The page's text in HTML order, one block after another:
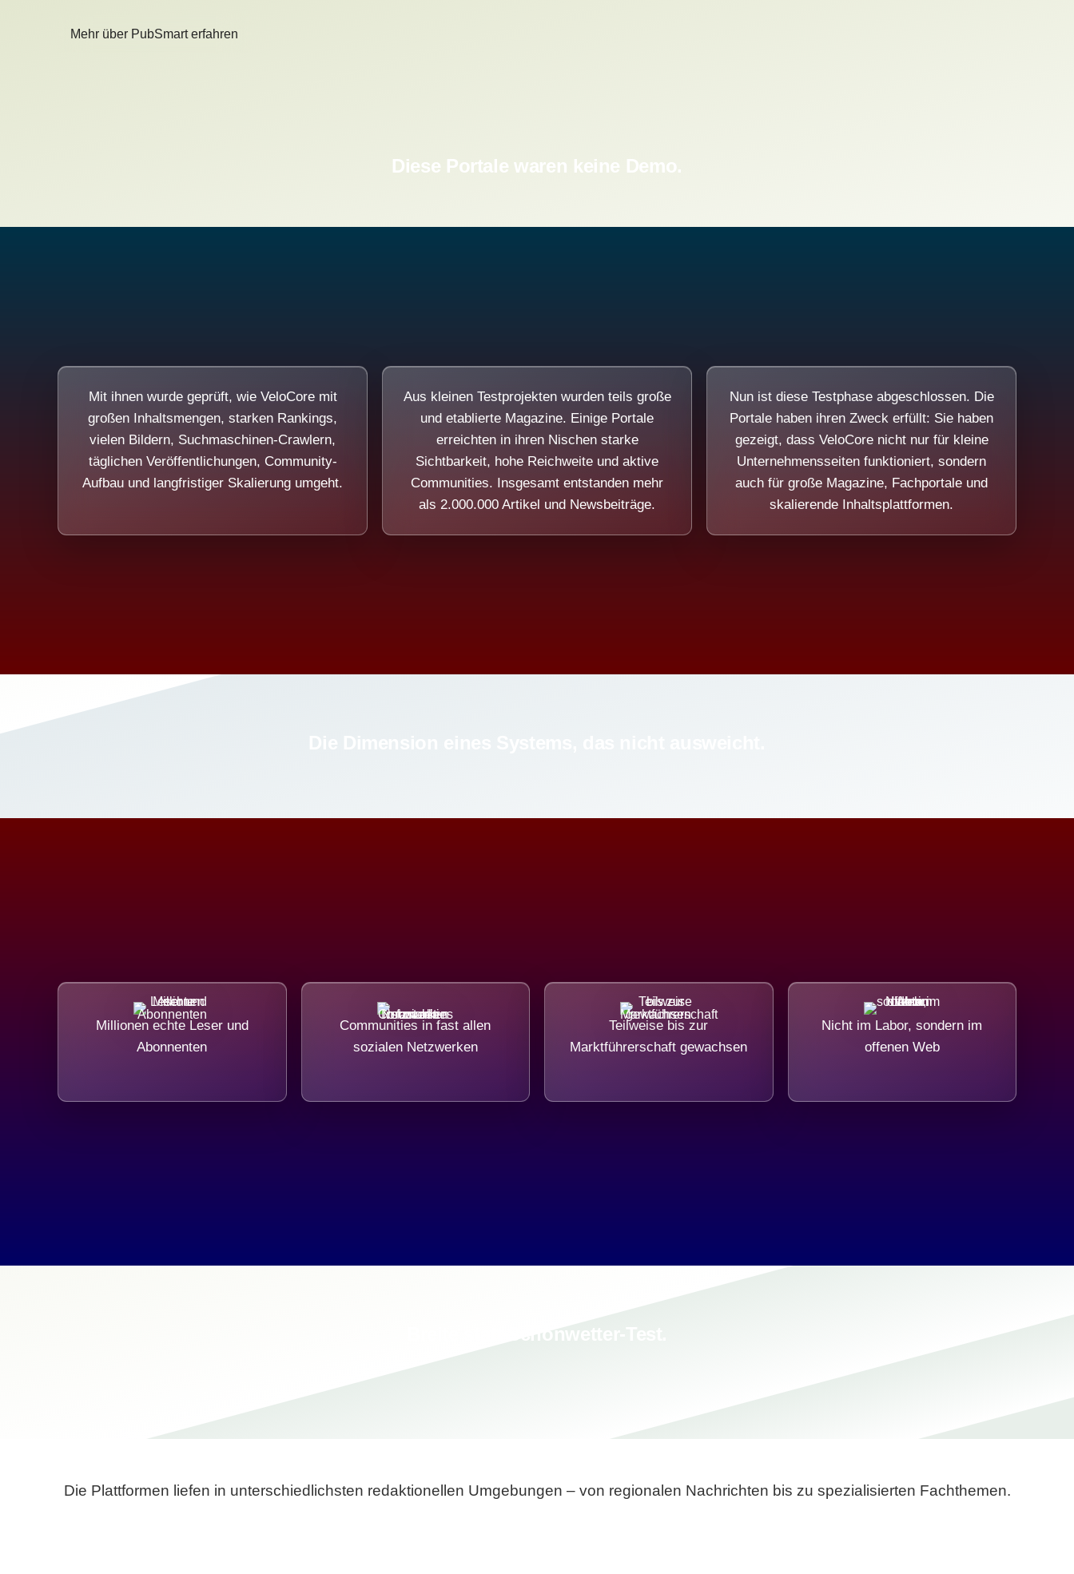
Mehr über PubSmart erfahren
Diese Portale waren keine Demo.
Mit ihnen wurde geprüft, wie VeloCore mit
großen Inhaltsmengen, starken Rankings,
vielen Bildern, Suchmaschinen-Crawlern,
täglichen Veröffentlichungen, Community-
Aufbau und langfristiger Skalierung umgeht.
Aus kleinen Testprojekten wurden teils große
und etablierte Magazine. Einige Portale
erreichten in ihren Nischen starke
Sichtbarkeit, hohe Reichweite und aktive
Communities. Insgesamt entstanden mehr
als 2.000.000 Artikel und Newsbeiträge.
Nun ist diese Testphase abgeschlossen. Die
Portale haben ihren Zweck erfüllt: Sie haben
gezeigt, dass VeloCore nicht nur für kleine
Unternehmensseiten funktioniert, sondern
auch für große Magazine, Fachportale und
skalierende Inhaltsplattformen.
Millionen echte Leser und
Abonnenten
Communities in fast allen
sozialen Netzwerken
Teilweise bis zur
Marktführerschaft gewachsen
Nicht im Labor, sondern im
offenen Web
Die Plattformen liefen in unterschiedlichsten redaktionellen Umgebungen – von regionalen Nachrichten bis zu spezialisierten Fachthemen.